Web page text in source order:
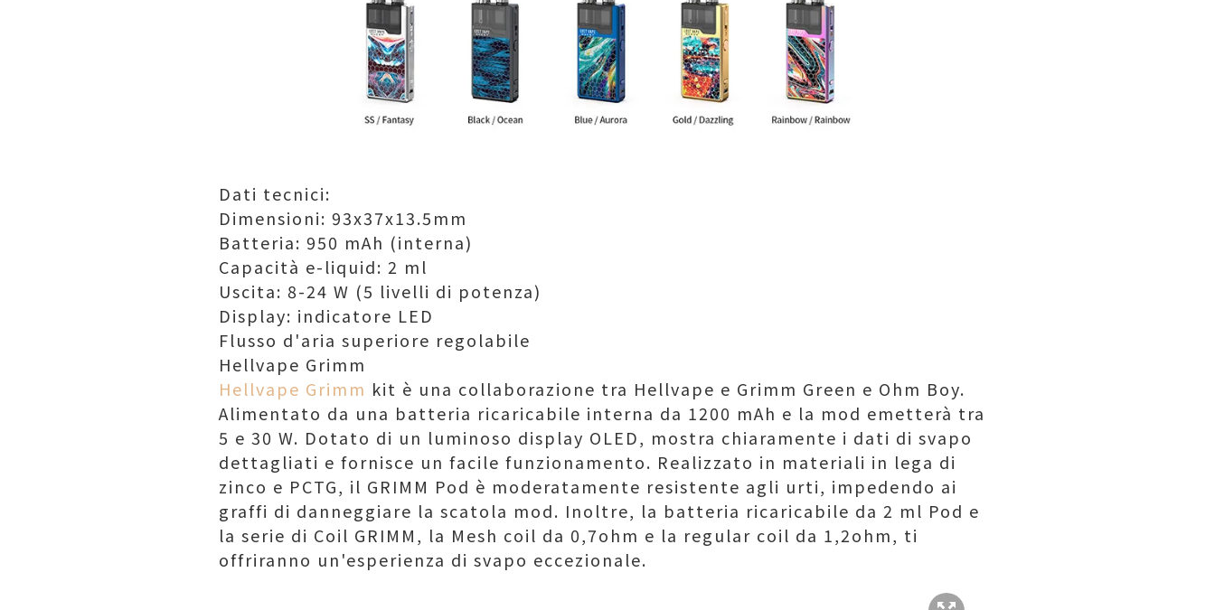
Dati tecnici:
Dimensioni: 93x37x13.5mm
Batteria: 950 mAh (interna)
Capacità e-liquid: 2 ml
Uscita: 8-24 W (5 livelli di potenza)
Display: indicatore LED
Flusso d'aria superiore regolabile
Hellvape Grimm
Hellvape Grimm kit è una collaborazione tra Hellvape e Grimm Green e Ohm Boy.
Alimentato da una batteria ricaricabile interna da 1200 mAh e la mod emetterà tra
5 e 30 W. Dotato di un luminoso display OLED, mostra chiaramente i dati di svapo
dettagliati e fornisce un facile funzionamento. Realizzato in materiali in lega di
zinco e PCTG, il GRIMM Pod è moderatamente resistente agli urti, impedendo ai
graffi di danneggiare la scatola mod. Inoltre, la batteria ricaricabile da 2 ml Pod e
la serie di Coil GRIMM, la Mesh coil da 0,7ohm e la regular coil da 1,2ohm, ti
offriranno un'esperienza di svapo eccezionale.